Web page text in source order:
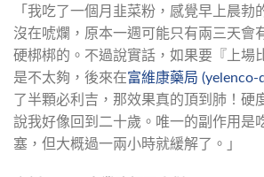
「我吃了一個月韭菜粉，感覺早上晨勃
沒在唬爛，原本一週可能只有兩三天會
硬梆梆的。不過說實話，如果要『上場
是不太夠，後來在富維康藥局 (yelenco-
了半顆必利吉，那效果真的頂到肺！硬
說我好像回到二十歲。唯一的副作用是
塞，但大概過一兩小時就緩解了。」